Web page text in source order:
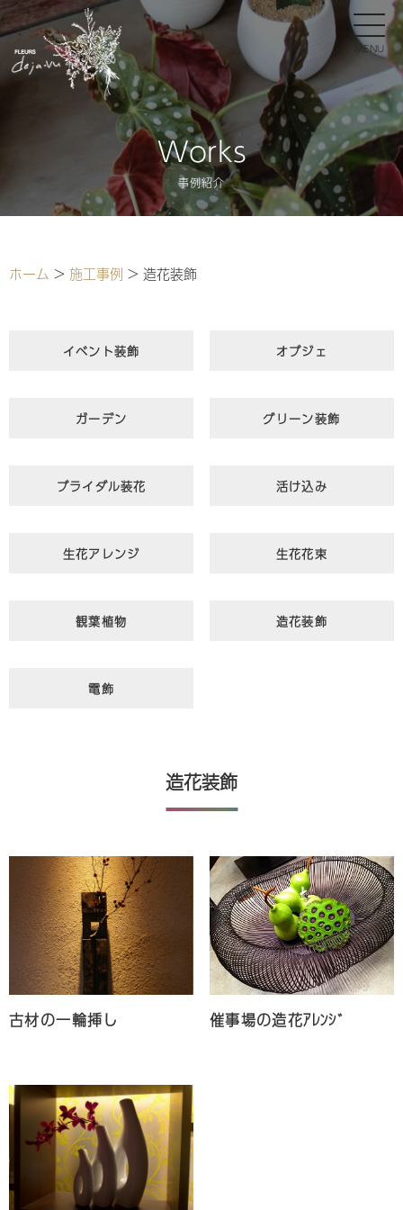
Works
事例紹介
ホーム > 施工事例 > 造花装飾
イベント装飾 オブジェ
ガーデン グリーン装飾
ブライダル装花 活け込み
生花アレンジ 生花花束
観葉植物 造花装飾
電飾
造花装飾
古材の一輪挿し 催事場の造花ｱﾚﾝｼﾞ